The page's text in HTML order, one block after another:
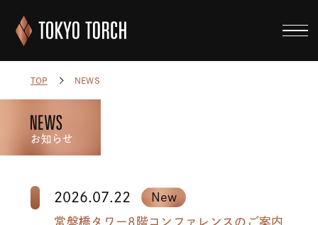
TOP NEWS
お知らせ
2026.07.22
常盤橋タワー8階コンファレンスのご案内